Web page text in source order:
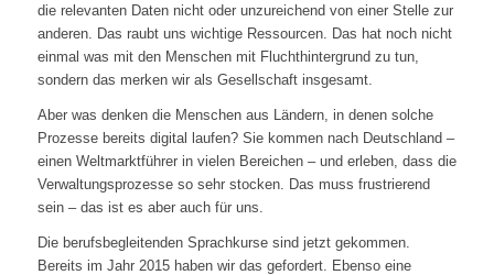
die relevanten Daten nicht oder unzureichend von einer Stelle zur
anderen. Das raubt uns wichtige Ressourcen. Das hat noch nicht
einmal was mit den Menschen mit Fluchthintergrund zu tun,
sondern das merken wir als Gesellschaft insgesamt.
Aber was denken die Menschen aus Ländern, in denen solche
Prozesse bereits digital laufen? Sie kommen nach Deutschland –
einen Weltmarktführer in vielen Bereichen – und erleben, dass die
Verwaltungsprozesse so sehr stocken. Das muss frustrierend
sein – das ist es aber auch für uns.
Die berufsbegleitenden Sprachkurse sind jetzt gekommen.
Bereits im Jahr 2015 haben wir das gefordert. Ebenso eine